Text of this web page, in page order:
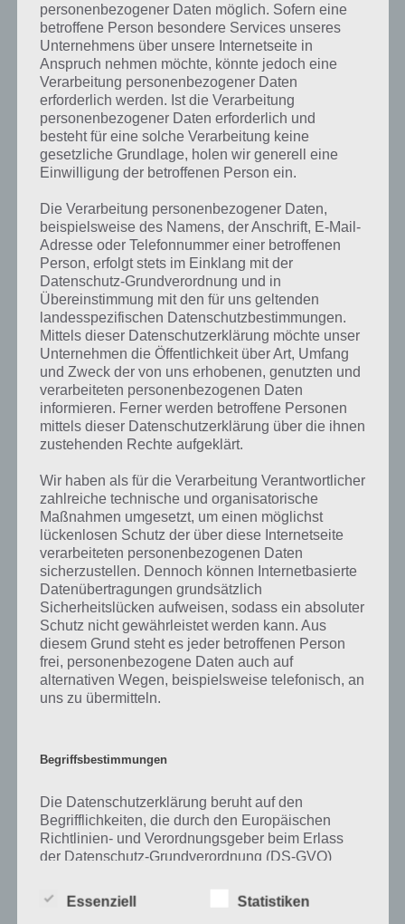
Kurze Begriffserklärung zur Lösung
Vertrauen
Vertrauen ist die Lösung für das tägliche Rätsel am 20.2.2023 in 4
Bilder 1 Wort, doch welche Bedeutung hat dieses eigentlich und was
Freundschaft? Zu bestimmten Lösungen präsentieren wir daher
auch immer eine kurze Begriffserklärung!
Zu Vertrauen haben wir zunächst keine weiteren Informationen
parat!
Auf WhatsApp teilen Teilen auf Facebook
Tweet auf Twitter
personenbezogener Daten möglich. Sofern eine
betroffene Person besondere Services unseres
Unternehmens über unsere Internetseite in
Anspruch nehmen möchte, könnte jedoch eine
Verarbeitung personenbezogener Daten
erforderlich werden. Ist die Verarbeitung
personenbezogener Daten erforderlich und
besteht für eine solche Verarbeitung keine
gesetzliche Grundlage, holen wir generell eine
Einwilligung der betroffenen Person ein.
Die Verarbeitung personenbezogener Daten,
beispielsweise des Namens, der Anschrift, E-Mail-
Adresse oder Telefonnummer einer betroffenen
Person, erfolgt stets im Einklang mit der
Datenschutz-Grundverordnung und in
Übereinstimmung mit den für uns geltenden
landesspezifischen Datenschutzbestimmungen.
Mittels dieser Datenschutzerklärung möchte unser
Unternehmen die Öffentlichkeit über Art, Umfang
und Zweck der von uns erhobenen, genutzten und
verarbeiteten personenbezogenen Daten
informieren. Ferner werden betroffene Personen
mittels dieser Datenschutzerklärung über die ihnen
zustehenden Rechte aufgeklärt.
Wir haben als für die Verarbeitung Verantwortlicher
zahlreiche technische und organisatorische
Maßnahmen umgesetzt, um einen möglichst
lückenlosen Schutz der über diese Internetseite
verarbeiteten personenbezogenen Daten
sicherzustellen. Dennoch können Internetbasierte
Datenübertragungen grundsätzlich
Sicherheitslücken aufweisen, sodass ein absoluter
Schutz nicht gewährleistet werden kann. Aus
diesem Grund steht es jeder betroffenen Person
frei, personenbezogene Daten auch auf
alternativen Wegen, beispielsweise telefonisch, an
uns zu übermitteln.
Begriffsbestimmungen
Die Datenschutzerklärung beruht auf den
Begrifflichkeiten, die durch den Europäischen
Richtlinien- und Verordnungsgeber beim Erlass
der Datenschutz-Grundverordnung (DS-GVO)
soll sowohl für die Öffentlichkeit als auch für
unsere Kunden und Geschäftspartner einfach
Essenziell Statistiken